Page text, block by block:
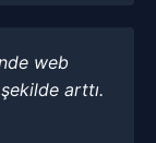
web
arttı.